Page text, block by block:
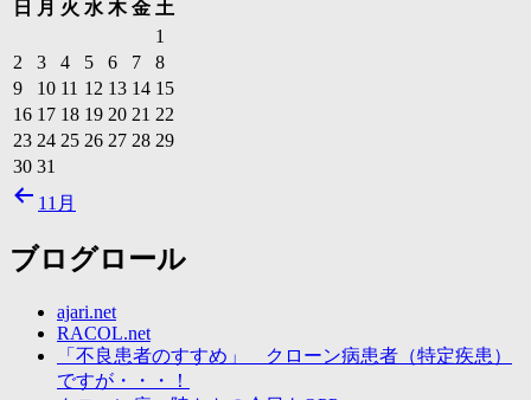
日
月 火 水 木 金 土
1
2
3 4 5 6 7
8
9
10 11 12 13 14 15
16 17 18 19 20 21 22
23 24 25 26 27 28 29
30 31
11月
ブログロール
ajari.net
RACOL.net
「不良患者のすすめ」 クローン病患者（特定疾患）
ですが・・・！